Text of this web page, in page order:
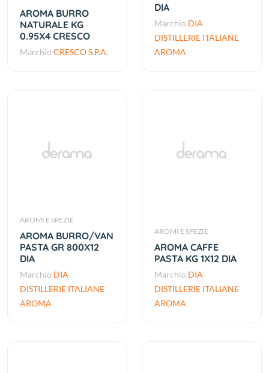
AROMA BURRO
NATURALE KG
0.95X4 CRESCO
Marchio CRESCO S.P.A.
DIA
Marchio DIA
DISTILLERIE ITALIANE
AROMA
AROMI E SPEZIE
AROMA BURRO/VAN
PASTA GR 800X12
DIA
Marchio DIA
DISTILLERIE ITALIANE
AROMA
AROMI E SPEZIE
AROMA CAFFE
PASTA KG 1X12 DIA
Marchio DIA
DISTILLERIE ITALIANE
AROMA